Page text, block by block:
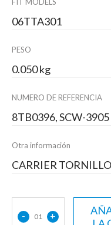
FIT MODELS
06TTA301
PESO
0.050 kg
NUMERO DE REFERENCIA
8TB0396, SCW-3905
Otra información
CARRIER
- 01 +